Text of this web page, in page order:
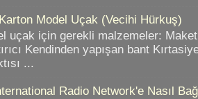
Model Uçak (Vecihi Hürkuş)
uçak için gerekli malzemeler: Maket
Kendinden yapışan bant
...
Radio Network'e Nasıl